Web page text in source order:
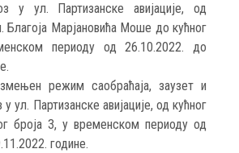
у ул. Партизанске авијације, од
Благоја Марјановића Моше до кућног
периоду од 26.10.2022. до
режим саобраћаја, заузет и
ул. Партизанске авијације, од кућног
броја 3, у временском периоду од
године.